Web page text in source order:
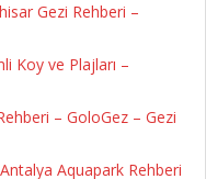
Gezi Rehberi –
Koy ve Plajları –
– GoloGez – Gezi
Antalya Aquapark Rehberi